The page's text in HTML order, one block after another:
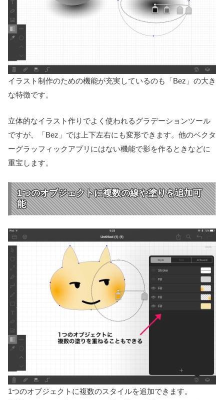
イラスト制作のための機能が充実しているのも「Bez」の大き
な特徴です。
立体的なイラスト作りでよく使われるグラデーションツール
ですが、「Bez」では上下左右にも変形できます。他のベクタ
ーグラッフィックアプリにはない機能で影を作るときなどに
重宝します。
1つのオブジェクトに複数の線や塗りを追加可
能
1つのオブジェクトに複数のスタイルを追加できます。